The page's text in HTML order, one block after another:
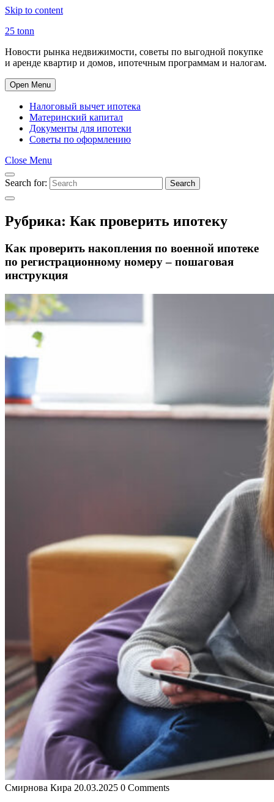
Skip to content
25 tonn
Новости рынка недвижимости, советы по выгодной покупке
и аренде квартир и домов, ипотечным программам и налогам.
Open Menu
Налоговый вычет ипотека
Материнский капитал
Документы для ипотеки
Советы по оформлению
Close Menu
Search for: Search
Рубрика: Как проверить ипотеку
Как проверить накопления по военной ипотеке
по регистрационному номеру – пошаговая
инструкция
Смирнова Кира 20.03.2025 0 Comments